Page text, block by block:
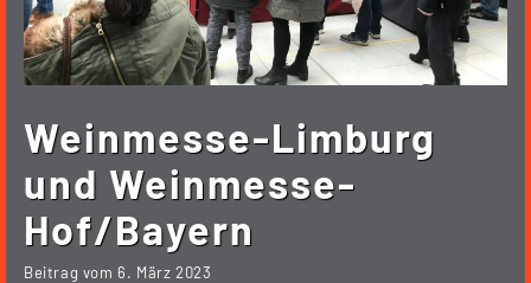
Weinmesse-Limburg
und Weinmesse-
Hof/Bayern
Beitrag vom6. März 2023